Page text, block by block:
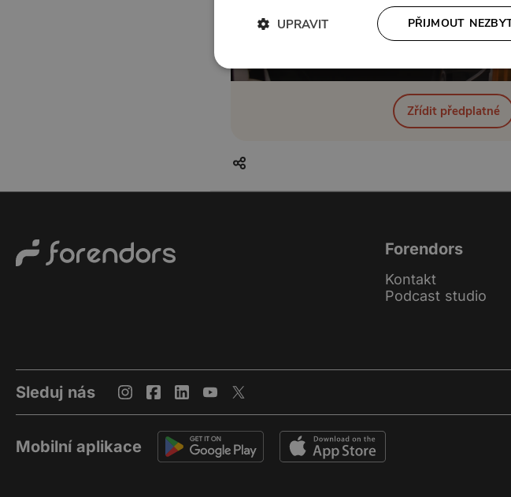
Zřídit předplatné
Forendors
Kontakt
Podcast studio
Sleduj nás
Mobilní aplikace
PŘIJMOUT
UPRAVIT